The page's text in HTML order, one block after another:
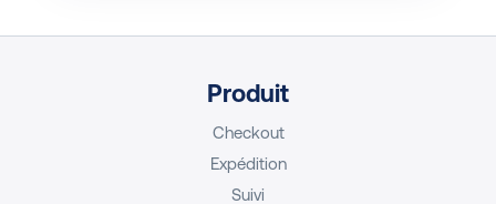
Produit
Checkout
Expédition
Suivi